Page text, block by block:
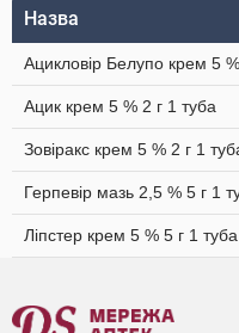
Назва
Ацикловір Белупо крем 5
Ацик крем 5 % 2 г 1 туба
Зовіракс крем 5 % 2 г 1
Герпевір мазь 2,5 % 5 г 1
Ліпстер крем 5 % 5 г 1 туба